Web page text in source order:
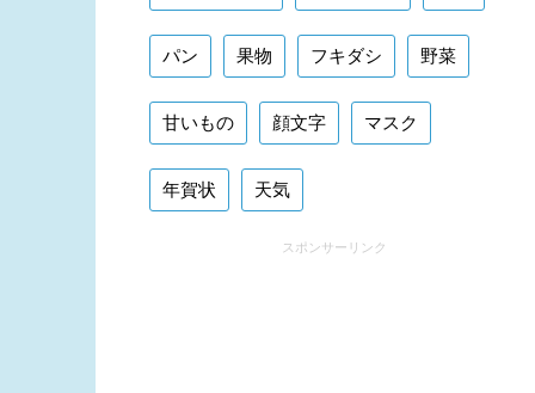
パン 果物 フキダシ 野菜
甘いもの 顔文字 マスク
年賀状 天気
スポンサーリンク